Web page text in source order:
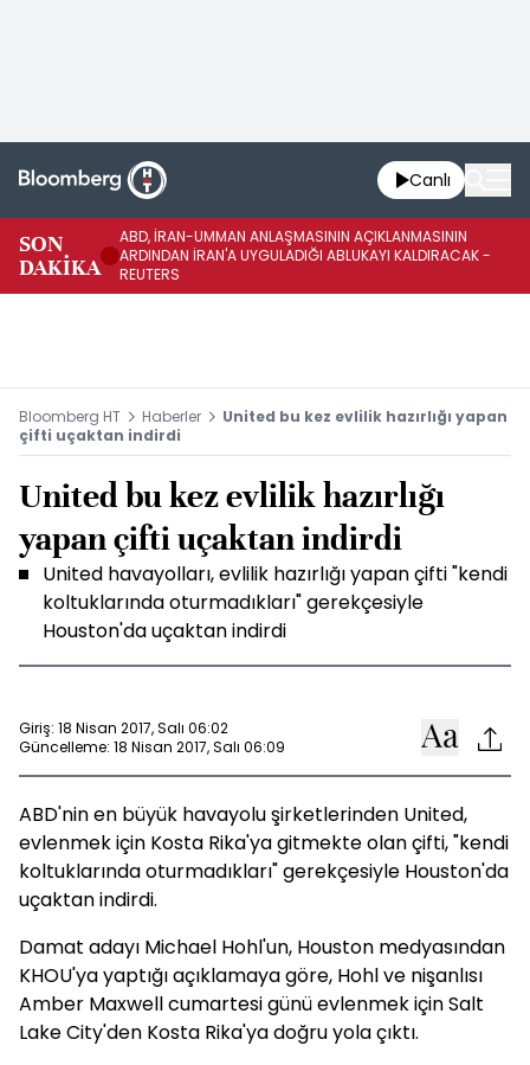
Canlı
SON
DAKİKA
ABD, İRAN-UMMAN ANLAŞMASININ AÇIKLANMASININ
ARDINDAN İRAN'A UYGULADIĞI ABLUKAYI KALDIRACAK -
REUTERS
Bloomberg HT Haberler
United bu kez evlilik hazırlığı yapan
çifti uçaktan indirdi
United bu kez evlilik hazırlığı
yapan çifti uçaktan indirdi
United havayolları, evlilik hazırlığı yapan çifti "kendi
koltuklarında oturmadıkları" gerekçesiyle
Houston'da uçaktan indirdi
Giriş: 18 Nisan 2017, Salı 06:02
Güncelleme: 18 Nisan 2017, Salı 06:09
ABD'nin en büyük havayolu şirketlerinden United,
evlenmek için Kosta Rika'ya gitmekte olan çifti, "kendi
koltuklarında oturmadıkları" gerekçesiyle Houston'da
uçaktan indirdi.
Damat adayı Michael Hohl'un, Houston medyasından
KHOU'ya yaptığı açıklamaya göre, Hohl ve nişanlısı
Amber Maxwell cumartesi günü evlenmek için Salt
Lake City'den Kosta Rika'ya doğru yola çıktı.